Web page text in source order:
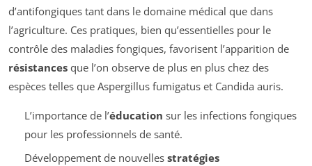
d’antifongiques tant dans le domaine médical que dans
l’agriculture. Ces pratiques, bien qu’essentielles pour le
contrôle des maladies fongiques, favorisent l’apparition de
résistances que l’on observe de plus en plus chez des
espèces telles que Aspergillus fumigatus et Candida auris.
L’importance de l’éducation sur les infections fongiques
pour les professionnels de santé.
Développement de nouvelles stratégies